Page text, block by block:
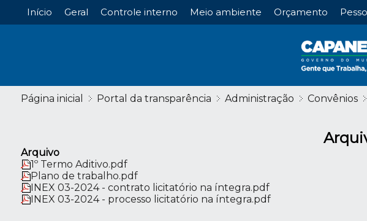
Início Geral Controle interno Meio ambiente Orçamento
Página inicial Portal da transparência Administração Convênios
Arquivo
1º Termo Aditivo.pdf
Plano de trabalho.pdf
INEX 03-2024 - contrato licitatório na íntegra.pdf
INEX 03-2024 - processo licitatório na íntegra.pdf